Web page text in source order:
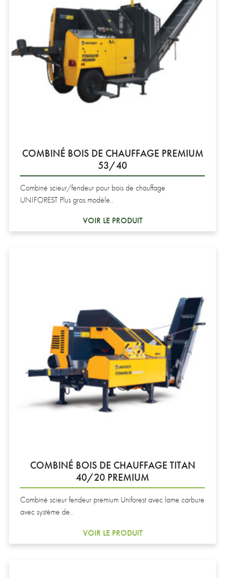
COMBINÉ BOIS DE CHAUFFAGE PREMIUM
53/40
Combiné scieur/fendeur pour bois de chauffage
UNIFOREST Plus gros modèle..
VOIR LE PRODUIT
COMBINÉ BOIS DE CHAUFFAGE TITAN
40/20 PREMIUM
Combiné scieur fendeur premium Uniforest avec lame carbure
avec système de..
VOIR LE PRODUIT